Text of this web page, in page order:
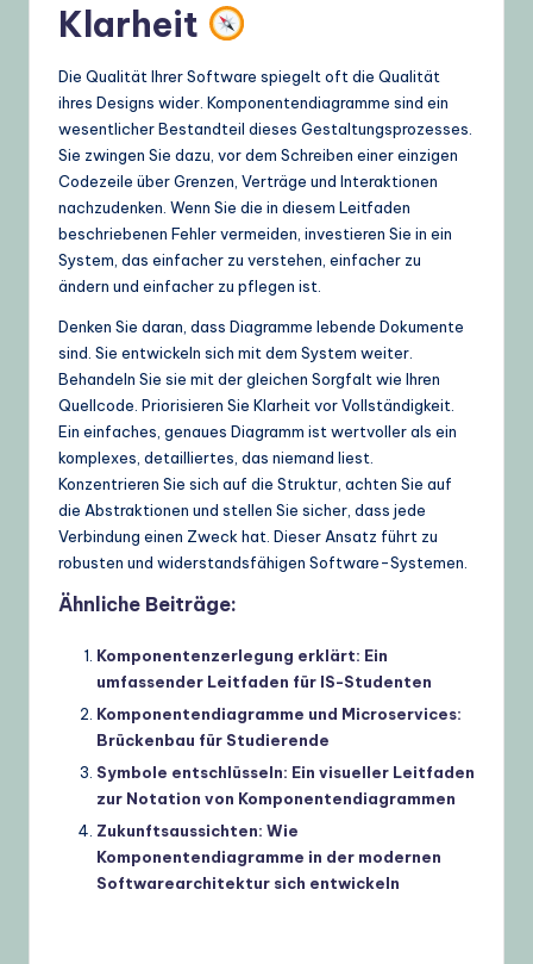
Klarheit
Die Qualität Ihrer Software spiegelt oft die Qualität
ihres Designs wider. Komponentendiagramme sind ein
wesentlicher Bestandteil dieses Gestaltungsprozesses.
Sie zwingen Sie dazu, vor dem Schreiben einer einzigen
Codezeile über Grenzen, Verträge und Interaktionen
nachzudenken. Wenn Sie die in diesem Leitfaden
beschriebenen Fehler vermeiden, investieren Sie in ein
System, das einfacher zu verstehen, einfacher zu
ändern und einfacher zu pflegen ist.
Denken Sie daran, dass Diagramme lebende Dokumente
sind. Sie entwickeln sich mit dem System weiter.
Behandeln Sie sie mit der gleichen Sorgfalt wie Ihren
Quellcode. Priorisieren Sie Klarheit vor Vollständigkeit.
Ein einfaches, genaues Diagramm ist wertvoller als ein
komplexes, detailliertes, das niemand liest.
Konzentrieren Sie sich auf die Struktur, achten Sie auf
die Abstraktionen und stellen Sie sicher, dass jede
Verbindung einen Zweck hat. Dieser Ansatz führt zu
robusten und widerstandsfähigen Software-Systemen.
Ähnliche Beiträge:
Komponentenzerlegung erklärt: Ein
umfassender Leitfaden für IS-Studenten
Komponentendiagramme und Microservices:
Brückenbau für Studierende
Symbole entschlüsseln: Ein visueller Leitfaden
zur Notation von Komponentendiagrammen
Zukunftsaussichten: Wie
Komponentendiagramme in der modernen
Softwarearchitektur sich entwickeln